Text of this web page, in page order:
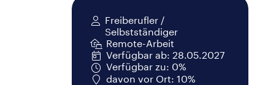
Freiberufler /
Selbstständiger
Remote-Arbeit
Verfügbar ab: 28.05.2027
Verfügbar zu: 0%
davon vor Ort: 10%